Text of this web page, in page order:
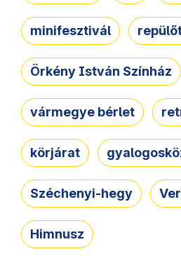
minifesztivál
Örkény István Színház
vármegye bérlet
körjárat
Széchenyi-hegy
Himnusz